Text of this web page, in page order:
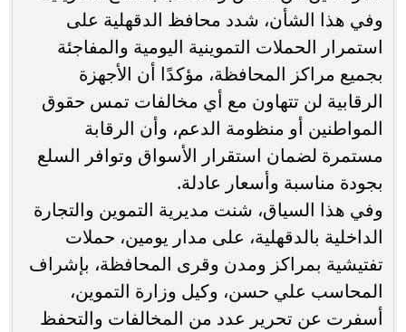
وفي هذا الشأن، شدد محافظ الدقهلية على
استمرار الحملات التموينية اليومية والمفاجئة
بجميع مراكز المحافظة، مؤكدًا أن الأجهزة
الرقابية لن تتهاون مع أي مخالفات تمس حقوق
المواطنين أو منظومة الدعم، وأن الرقابة
مستمرة لضمان استقرار الأسواق وتوافر السلع
بجودة مناسبة وأسعار عادلة.
وفي هذا السياق، شنت مديرية التموين والتجارة
الداخلية بالدقهلية، على مدار يومين، حملات
تفتيشية بمراكز ومدن وقرى المحافظة، بإشراف
المحاسب علي حسن، وكيل وزارة التموين،
أسفرت عن تحرير عدد من المخالفات والتحفظ